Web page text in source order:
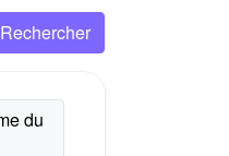
Rechercher